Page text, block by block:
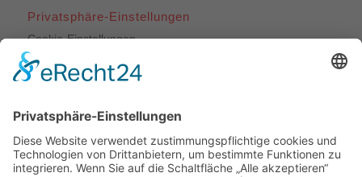
Privatsphäre-Einstellungen
Cookie-Einstellungen
Dachdeckerarbeiten